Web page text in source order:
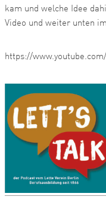
kam und welche Idee
Video und weiter unten
https://